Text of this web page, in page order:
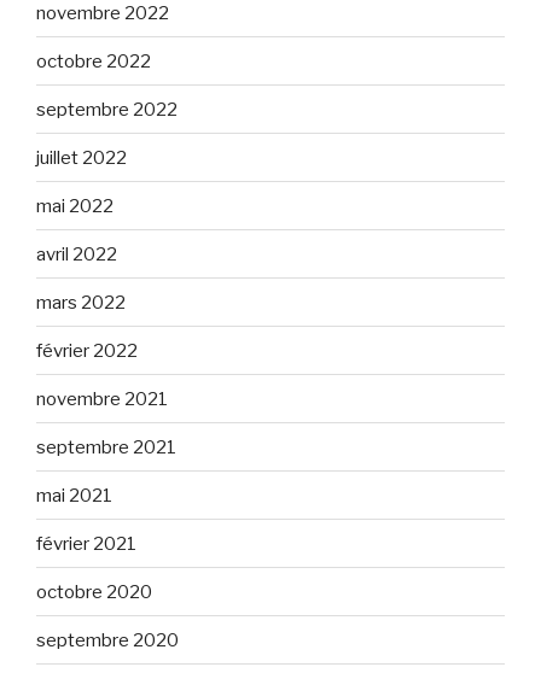
novembre 2022
octobre 2022
septembre 2022
juillet 2022
mai 2022
avril 2022
mars 2022
février 2022
novembre 2021
septembre 2021
mai 2021
février 2021
octobre 2020
septembre 2020